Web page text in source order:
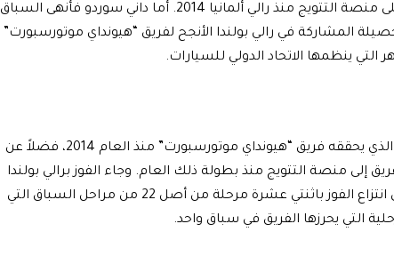
السيارات الكورية المركزين الأول والثاني على منصة التتويج منذ رالي ألمانيا 2014. أما داني سوردو فأنهى السباق
المشاركة في رالي بولندا الأنجح لفريق “هيونداي موتورسبورت”
التي ينظمها الاتحاد الدولي للسيارات.
ويمثل فوز نوفيل الانتصار العام السادس الذي يحققه فريق “هيونداي موتورسبورت” منذ العام 2014، فضلاً عن
منصة التتويج منذ بطولة ذلك العام. وجاء الفوز برالي بولندا
ليدلّل على قوّة أداء الفريق عقب نجاحه في انتزاع الفوز باثنتي عشرة مرحلة من أصل 22 من مراحل السباق التي
التي يحرزها الفريق في سباق واحد.